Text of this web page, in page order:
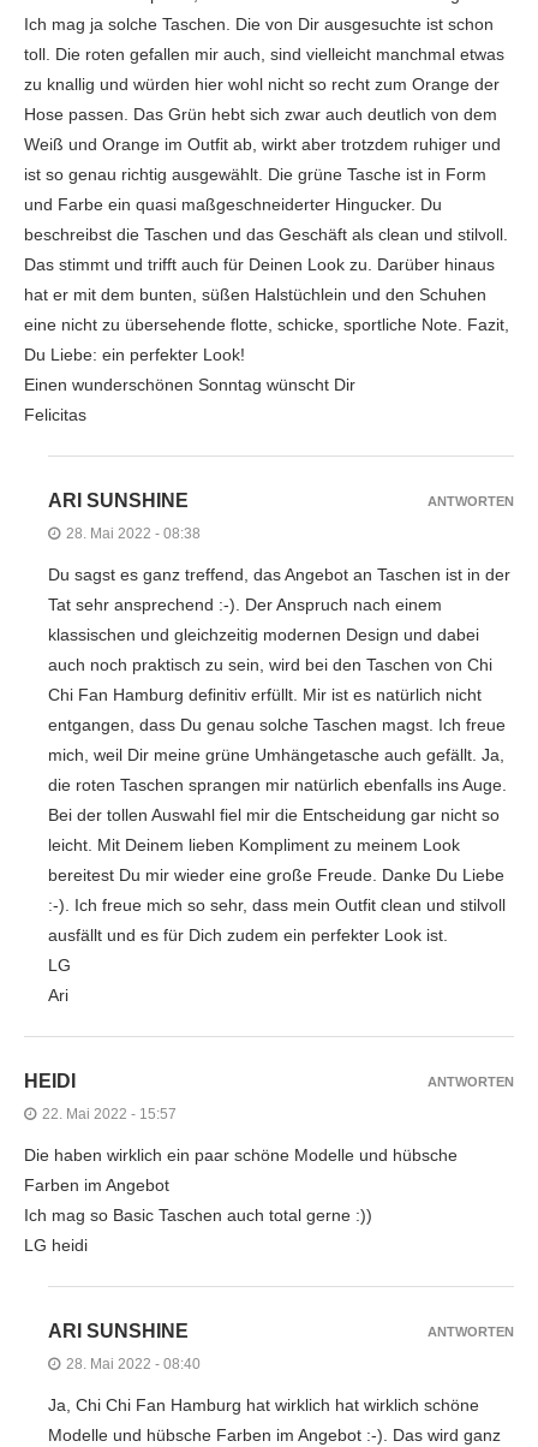
Ich mag ja solche Taschen. Die von Dir ausgesuchte ist schon
toll. Die roten gefallen mir auch, sind vielleicht manchmal etwas
zu knallig und würden hier wohl nicht so recht zum Orange der
Hose passen. Das Grün hebt sich zwar auch deutlich von dem
Weiß und Orange im Outfit ab, wirkt aber trotzdem ruhiger und
ist so genau richtig ausgewählt. Die grüne Tasche ist in Form
und Farbe ein quasi maßgeschneiderter Hingucker. Du
beschreibst die Taschen und das Geschäft als clean und stilvoll.
Das stimmt und trifft auch für Deinen Look zu. Darüber hinaus
hat er mit dem bunten, süßen Halstüchlein und den Schuhen
eine nicht zu übersehende flotte, schicke, sportliche Note. Fazit,
Du Liebe: ein perfekter Look!
Einen wunderschönen Sonntag wünscht Dir
Felicitas
ARI SUNSHINE
28. Mai 2022 - 08:38
Du sagst es ganz treffend, das Angebot an Taschen ist in der
Tat sehr ansprechend :-). Der Anspruch nach einem
klassischen und gleichzeitig modernen Design und dabei
auch noch praktisch zu sein, wird bei den Taschen von Chi
Chi Fan Hamburg definitiv erfüllt. Mir ist es natürlich nicht
entgangen, dass Du genau solche Taschen magst. Ich freue
mich, weil Dir meine grüne Umhängetasche auch gefällt. Ja,
die roten Taschen sprangen mir natürlich ebenfalls ins Auge.
Bei der tollen Auswahl fiel mir die Entscheidung gar nicht so
leicht. Mit Deinem lieben Kompliment zu meinem Look
bereitest Du mir wieder eine große Freude. Danke Du Liebe
:-). Ich freue mich so sehr, dass mein Outfit clean und stilvoll
ausfällt und es für Dich zudem ein perfekter Look ist.
LG
Ari
ANTWORTEN
HEIDI
22. Mai 2022 - 15:57
Die haben wirklich ein paar schöne Modelle und hübsche
Farben im Angebot
Ich mag so Basic Taschen auch total gerne :))
LG heidi
ANTWORTEN
ARI SUNSHINE
28. Mai 2022 - 08:40
Ja, Chi Chi Fan Hamburg hat wirklich hat wirklich schöne
Modelle und hübsche Farben im Angebot :-). Das wird ganz
ANTWORTEN